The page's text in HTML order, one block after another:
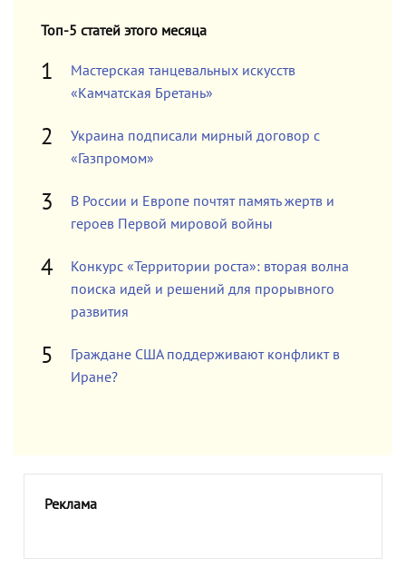
Топ-5 статей этого месяца
Мастерская танцевальных искусств
«Камчатская Бретань»
Украина подписали мирный договор с
«Газпромом»
В России и Европе почтят память жертв и
героев Первой мировой войны
Конкурс «Территории роста»: вторая волна
поиска идей и решений для прорывного
развития
Граждане США поддерживают конфликт в
Иране?
Реклама